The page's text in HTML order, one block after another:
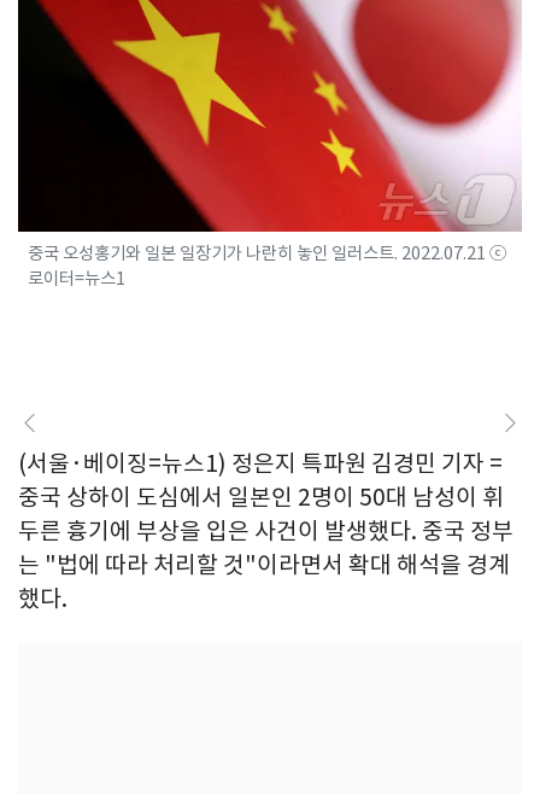
중국 오성홍기와 일본 일장기가 나란히 놓인 일러스트. 2022.07.21 ⓒ
로이터=뉴스1
(서울·베이징=뉴스1) 정은지 특파원 김경민 기자 =
중국 상하이 도심에서 일본인 2명이 50대 남성이 휘
두른 흉기에 부상을 입은 사건이 발생했다. 중국 정부
는 "법에 따라 처리할 것"이라면서 확대 해석을 경계
했다.